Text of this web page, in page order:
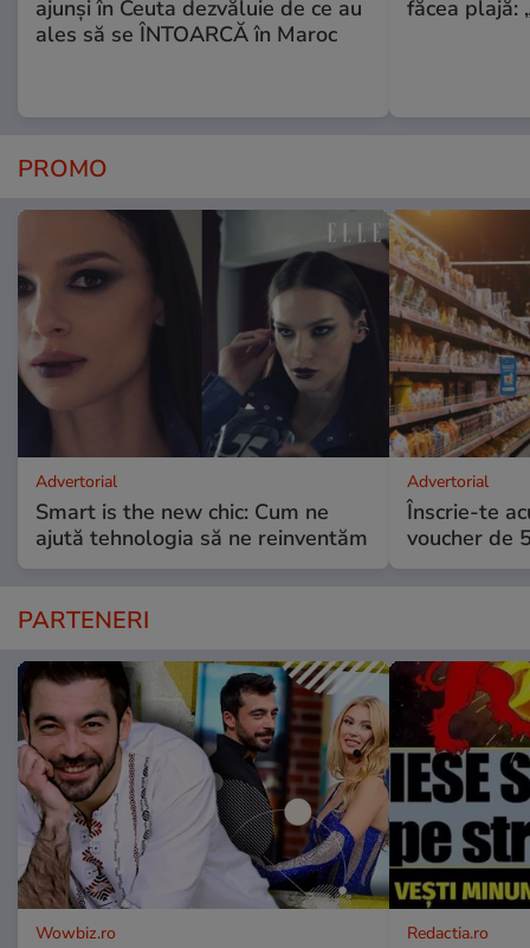
ajunși în Ceuta dezvăluie de ce au
ales să se ÎNTOARCĂ în Maroc
făcea plajă:
PROMO
Advertorial
Smart is the new chic: Cum ne
ajută tehnologia să ne reinventăm
Advertorial
Înscrie-te
voucher de
PARTENERI
Wowbiz.ro Redactia.ro